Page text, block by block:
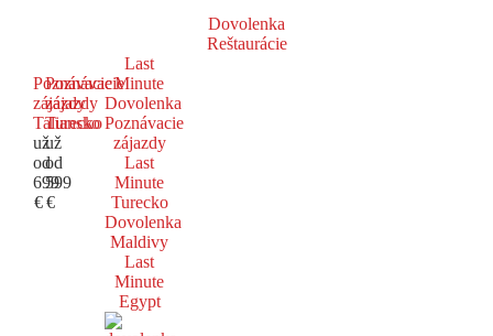
Dovolenka
Reštaurácie
Poznávacie
zájazdy
Taliansko
už
od
699
€
Poznávacie
zájazdy
Turecko
už
od
599
€
Last
Minute
Dovolenka
Poznávacie
zájazdy
Last
Minute
Turecko
Dovolenka
Maldivy
Last
Minute
Egypt